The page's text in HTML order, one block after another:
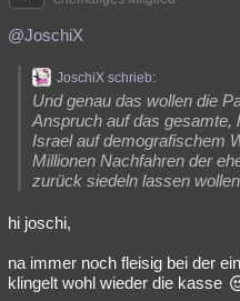
@JoschiX
JoschiX schrieb:
Und genau das wollen die
Anspruch auf das gesamte,
Israel auf demografischem
Millionen Nachfahren der
zurück siedeln lassen
hi joschi,
na immer noch fleisig bei der
klingelt wohl wieder die kasse